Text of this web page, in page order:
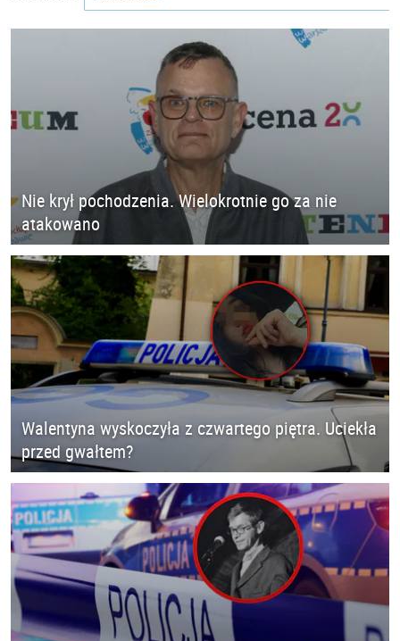
Nie krył pochodzenia. Wielokrotnie go za nie
atakowano
Walentyna wyskoczyła z czwartego piętra. Uciekła
przed gwałtem?